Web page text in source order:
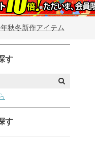
秋冬新作アイテム
す
す